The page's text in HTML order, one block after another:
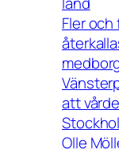
Fler och
att
Olle